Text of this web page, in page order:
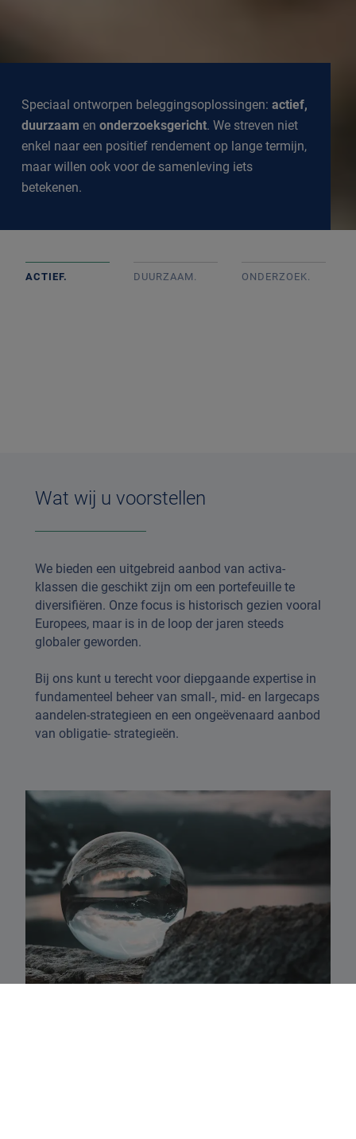
Speciaal ontworpen beleggingsoplossingen: actief,
duurzaam en onderzoeksgericht. We streven niet
enkel naar een positief rendement op lange termijn,
maar willen ook voor de samenleving iets
betekenen.
ACTIEF. DUURZAAM. ONDERZOEK.
Wat wij u voorstellen
We bieden een uitgebreid aanbod van activa-
klassen die geschikt zijn om een portefeuille te
diversifiëren. Onze focus is historisch gezien vooral
Europees, maar is in de loop der jaren steeds
globaler geworden.
Bij ons kunt u terecht voor diepgaande expertise in
fundamenteel beheer van small-, mid- en largecaps
aandelen-strategieen en een ongeëvenaard aanbod
van obligatie- strategieën.